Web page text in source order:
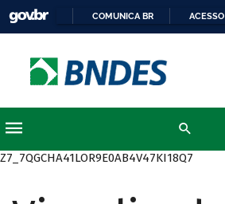
COMUNICA BR
Z7_7QGCHA41LOR9E0AB4V47KI18Q7